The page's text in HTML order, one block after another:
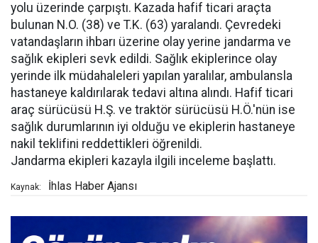
yolu üzerinde çarpıştı. Kazada hafif ticari araçta
bulunan N.O. (38) ve T.K. (63) yaralandı. Çevredeki
vatandaşların ihbarı üzerine olay yerine jandarma ve
sağlık ekipleri sevk edildi. Sağlık ekiplerince olay
yerinde ilk müdahaleleri yapılan yaralılar, ambulansla
hastaneye kaldırılarak tedavi altına alındı. Hafif ticari
araç sürücüsü H.Ş. ve traktör sürücüsü H.Ö.'nün ise
sağlık durumlarının iyi olduğu ve ekiplerin hastaneye
nakil teklifini reddettikleri öğrenildi.
Jandarma ekipleri kazayla ilgili inceleme başlattı.
Kaynak: İhlas Haber Ajansı